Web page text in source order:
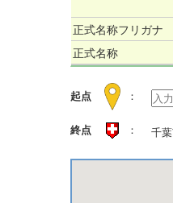
正式名称フリガナ
正式名称
起点 ：
終点 ： 千